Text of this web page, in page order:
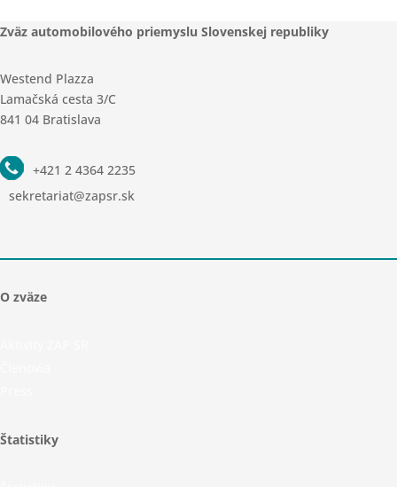
Zväz automobilového priemyslu Slovenskej republiky
Westend Plazza
Lamačská cesta 3/C
841 04 Bratislava
+421 2 4364 2235
sekretariat@zapsr.sk
O zväze
Štatistiky